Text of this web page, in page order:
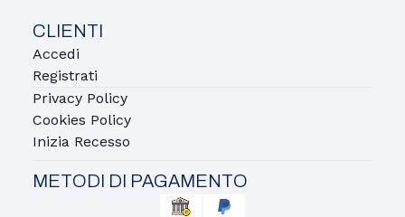
CLIENTI
Accedi
Registrati
Privacy Policy
Cookies Policy
Inizia Recesso
METODI DI PAGAMENTO